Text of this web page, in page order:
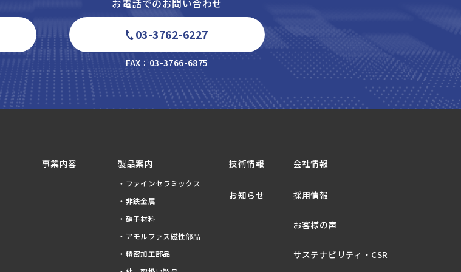
お電話でのお問い合わせ
03-3762-6227
FAX：03-3766-6875
事業内容 製品案内
・ファインセラミックス
・非鉄金属
・硝子材料
・アモルファス磁性部品
・精密加工部品
技術情報 会社情報
お知らせ 採用情報
お客様の声
サステナビリティ・CSR